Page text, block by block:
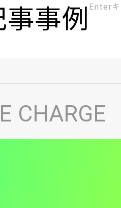
事事例
CHARGE